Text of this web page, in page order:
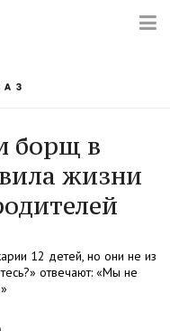
борщ в
жизни
12 детей, но они не из
отвечают: «Мы не